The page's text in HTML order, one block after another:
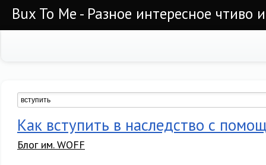
Bux To Me - Разное интересное чтиво
Как вступить в наследство с
Блог им. WOFF